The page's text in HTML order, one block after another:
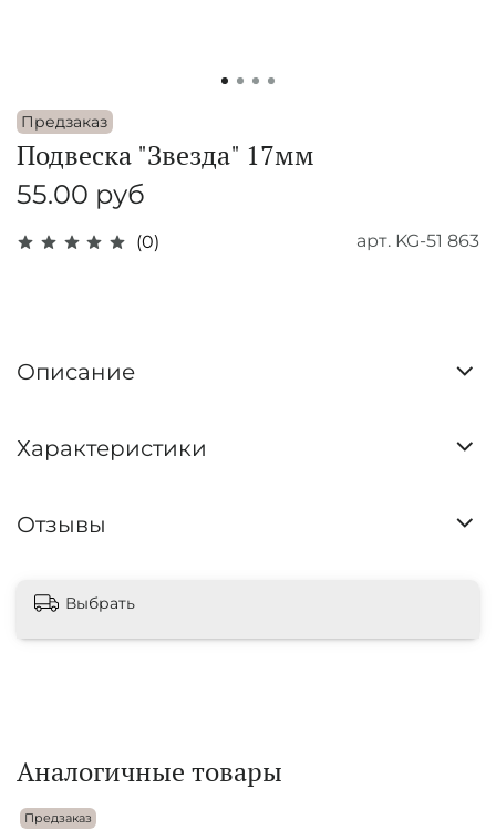
Предзаказ
(0) арт. KG-51 863
Подвеска "Звезда" 17мм
55.00 руб
Описание
Характеристики
Отзывы
Выбрать
Аналогичные товары
Предзаказ